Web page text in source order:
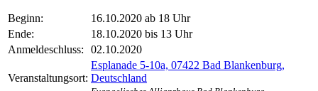
Beginn:
16.10.2020 ab 18 Uhr
Ende:
18.10.2020 bis 13 Uhr
Anmeldeschluss:
02.10.2020
Veranstaltungsort:
Esplanade 5-10a, 07422 Bad Blankenburg,
Deutschland